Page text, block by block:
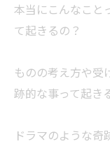
本当にこんなこ
て起きるの？
ものの考え方や受
跡的な事って起き
ドラマのような